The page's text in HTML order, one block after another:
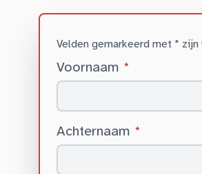
Velden gemarkeerd met * zijn
Voornaam *
Achternaam *